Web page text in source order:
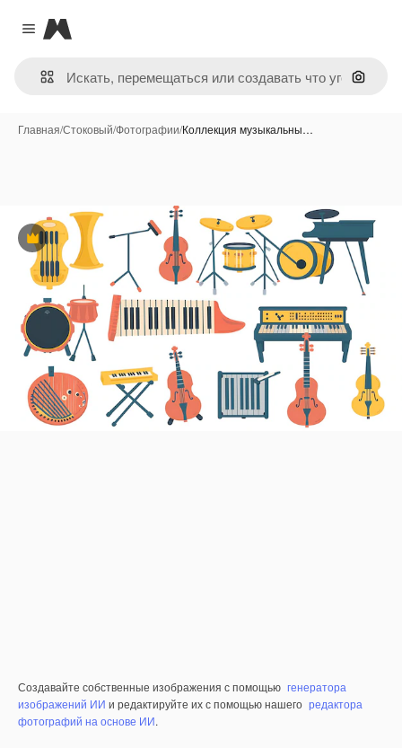
Close menu
Magnific
Поиск
Главная/Стоковый/Фотографии/Коллекция музыкальны…
Премиум
Создавайте собственные изображения с помощью генератора
изображений ИИ и редактируйте их с помощью нашего редактора
фотографий на основе ИИ.